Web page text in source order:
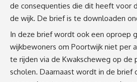
de consequenties die dit heeft voor
de wijk. De brief is te downloaden
In deze brief wordt ook een oproep
wijkbewoners om Poortwijk niet per
te rijden via de Kwakscheweg op de
scholen. Daarnaast wordt in de brief